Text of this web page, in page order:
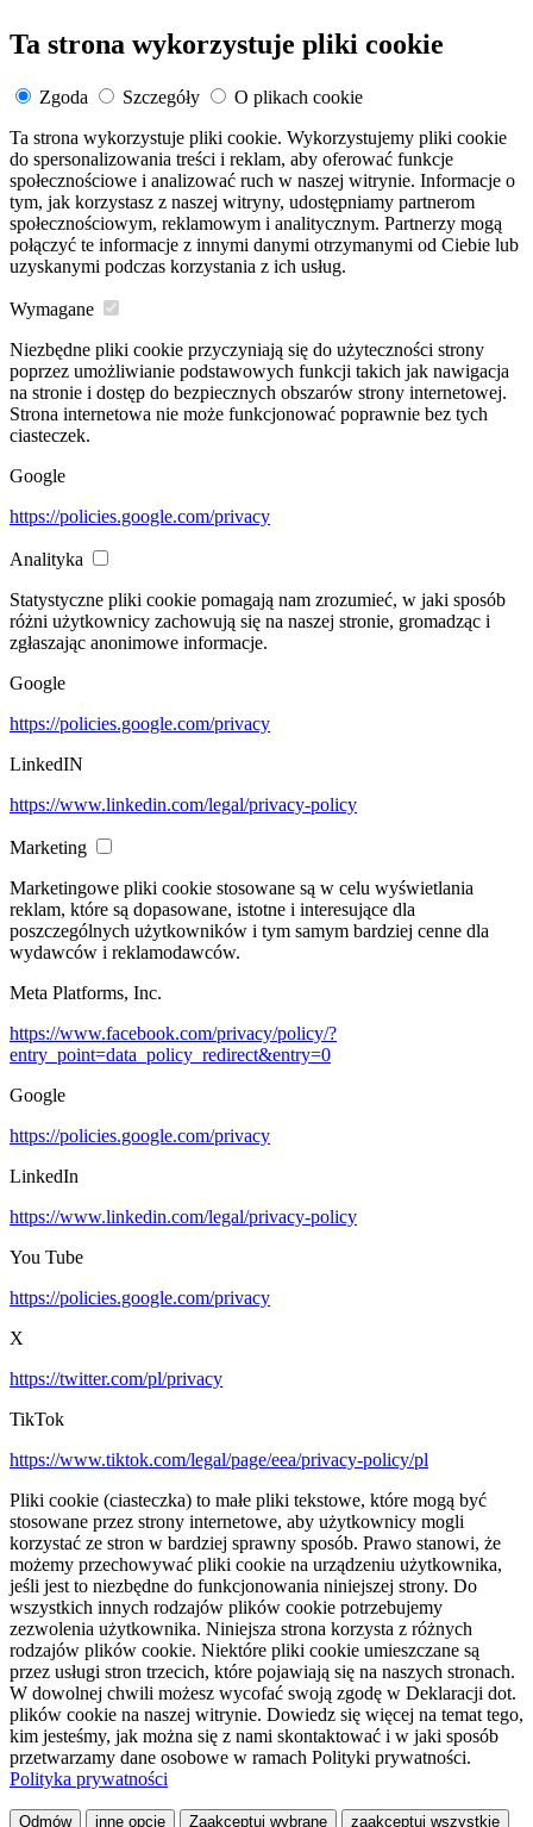
Ta strona wykorzystuje pliki cookie
Zgoda Szczegóły
O plikach cookie
Ta strona wykorzystuje pliki cookie. Wykorzystujemy pliki cookie
do spersonalizowania treści i reklam, aby oferować funkcje
społecznościowe i analizować ruch w naszej witrynie. Informacje o
tym, jak korzystasz z naszej witryny, udostępniamy partnerom
społecznościowym, reklamowym i analitycznym. Partnerzy mogą
połączyć te informacje z innymi danymi otrzymanymi od Ciebie lub
uzyskanymi podczas korzystania z ich usług.
Wymagane
Niezbędne pliki cookie przyczyniają się do użyteczności strony
poprzez umożliwianie podstawowych funkcji takich jak nawigacja
na stronie i dostęp do bezpiecznych obszarów strony internetowej.
Strona internetowa nie może funkcjonować poprawnie bez tych
ciasteczek.
Google
https://policies.google.com/privacy
Analityka
Statystyczne pliki cookie pomagają nam zrozumieć, w jaki sposób
różni użytkownicy zachowują się na naszej stronie, gromadząc i
zgłaszając anonimowe informacje.
Google
https://policies.google.com/privacy
LinkedIN
https://www.linkedin.com/legal/privacy-policy
Marketing
Marketingowe pliki cookie stosowane są w celu wyświetlania
reklam, które są dopasowane, istotne i interesujące dla
poszczególnych użytkowników i tym samym bardziej cenne dla
wydawców i reklamodawców.
Meta Platforms, Inc.
https://www.facebook.com/privacy/policy/?
entry_point=data_policy_redirect&entry=0
Google
https://policies.google.com/privacy
LinkedIn
https://www.linkedin.com/legal/privacy-policy
You Tube
https://policies.google.com/privacy
X
https://twitter.com/pl/privacy
TikTok
https://www.tiktok.com/legal/page/eea/privacy-policy/pl
Pliki cookie (ciasteczka) to małe pliki tekstowe, które mogą być
stosowane przez strony internetowe, aby użytkownicy mogli
korzystać ze stron w bardziej sprawny sposób. Prawo stanowi, że
możemy przechowywać pliki cookie na urządzeniu użytkownika,
jeśli jest to niezbędne do funkcjonowania niniejszej strony. Do
wszystkich innych rodzajów plików cookie potrzebujemy
zezwolenia użytkownika. Niniejsza strona korzysta z różnych
rodzajów plików cookie. Niektóre pliki cookie umieszczane są
przez usługi stron trzecich, które pojawiają się na naszych stronach.
W dowolnej chwili możesz wycofać swoją zgodę w Deklaracji dot.
plików cookie na naszej witrynie. Dowiedz się więcej na temat tego,
kim jesteśmy, jak można się z nami skontaktować i w jaki sposób
przetwarzamy dane osobowe w ramach Polityki prywatności.
Polityka prywatności
Odmów inne opcje Zaakceptuj wybrane zaakceptuj wszystkie